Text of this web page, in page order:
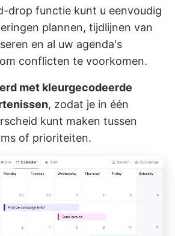
drop functie kunt u eenvoudig
plannen, tijdlijnen van
en al uw agenda's
conflicten te voorkomen.
met kleurgecodeerde
, zodat je in één
kunt maken tussen
of prioriteiten.